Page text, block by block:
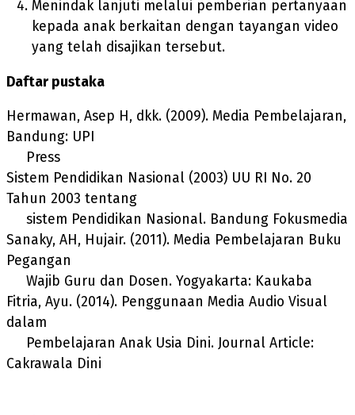
Menindak lanjuti melalui pemberian pertanyaan
kepada anak berkaitan dengan tayangan video
yang telah disajikan tersebut.
Daftar pustaka
Hermawan, Asep H, dkk. (2009). Media Pembelajaran,
Bandung: UPI
Press
Sistem Pendidikan Nasional (2003) UU RI No. 20
Tahun 2003 tentang
sistem Pendidikan Nasional. Bandung Fokusmedia
Sanaky, AH, Hujair. (2011). Media Pembelajaran Buku
Pegangan
Wajib Guru dan Dosen. Yogyakarta: Kaukaba
Fitria, Ayu. (2014). Penggunaan Media Audio Visual
dalam
Pembelajaran Anak Usia Dini. Journal Article:
Cakrawala Dini